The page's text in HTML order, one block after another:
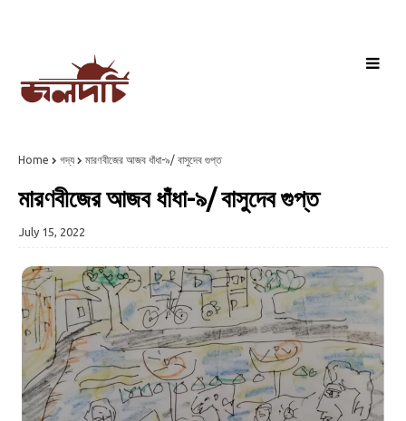
Home গদ্য মারণবীজের আজব ধাঁধা-৯/ বাসুদেব গুপ্ত
মারণবীজের আজব ধাঁধা-৯/ বাসুদেব গুপ্ত
July 15, 2022